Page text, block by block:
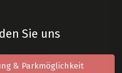
Sie uns
& Parkmöglichkeit